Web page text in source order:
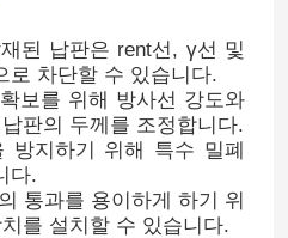
된 납판은 rent선, γ선 및
로 차단할 수 있습니다.
보를 위해 방사선 강도와
판의 두께를 조정합니다.
방지하기 위해 특수 밀폐
다.
통과를 용이하게 하기 위
를 설치할 수 있습니다.